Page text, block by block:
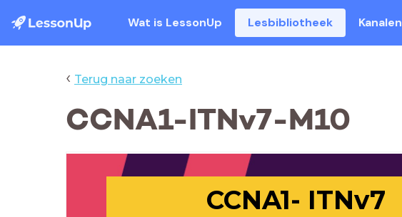
Wat is LessonUp Lesbibliotheek Kanalen
‹ Terug naar zoeken
CCNA1-ITNv7-M10
CCNA1- ITNv7